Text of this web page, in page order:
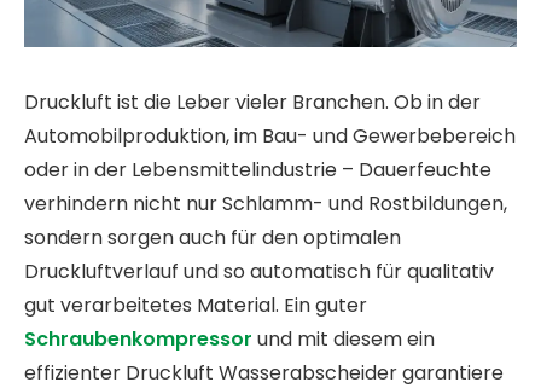
Druckluft ist die Leber vieler Branchen. Ob in der
Automobilproduktion, im Bau- und Gewerbebereich
oder in der Lebensmittelindustrie – Dauerfeuchte
verhindern nicht nur Schlamm- und Rostbildungen,
sondern sorgen auch für den optimalen
Druckluftverlauf und so automatisch für qualitativ
gut verarbeitetes Material. Ein guter
Schraubenkompressor und mit diesem ein
effizienter Druckluft Wasserabscheider garantiere